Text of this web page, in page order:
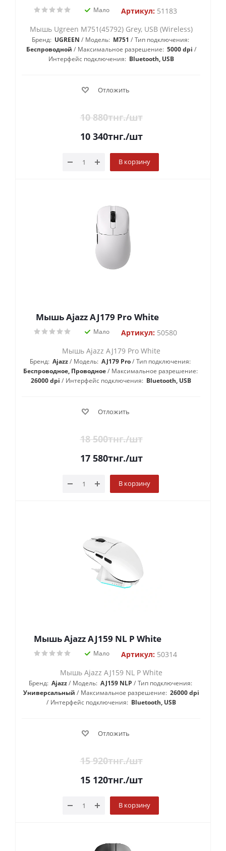
Мало Артикул:51183
Мышь Ugreen M751(45792) Grey, USB (Wireless)
Бренд: UGREEN Модель: M751
Тип подключения:
Беспроводной
Максимальное разрешение: 5000 dpi
Интерфейс подключения: Bluetooth, USB
Отложить
10 880тнг./шт
10 340тнг./шт
В корзину
Мышь Ajazz AJ179 Pro White
Мало Артикул:50580
Мышь Ajazz AJ179 Pro White
Бренд: Ajazz Модель: AJ179 Pro
Тип подключения:
Беспроводное, Проводное
Максимальное разрешение:
26000 dpi
Интерфейс подключения: Bluetooth, USB
Отложить
18 500тнг./шт
17 580тнг./шт
В корзину
Мышь Ajazz AJ159 NL P White
Мало Артикул:50314
Мышь Ajazz AJ159 NL P White
Бренд: Ajazz Модель: AJ159 NLP
Тип подключения:
Универсальный
Максимальное разрешение: 26000 dpi
Интерфейс подключения: Bluetooth, USB
Отложить
15 920тнг./шт
15 120тнг./шт
В корзину